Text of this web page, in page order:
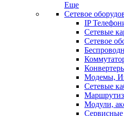
Еще
Сетевое
IP
Сетевые
Сетевое
Модемы,
Сетевые
Модули,